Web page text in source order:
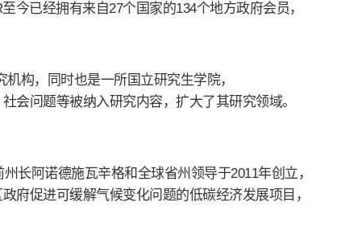
今已经拥有来自27个国家的134个地方政府会员，
构，同时也是一所国立研究生学院，
会问题等被纳入研究内容，扩大了其研究领域。
长阿诺德施瓦辛格和全球省州领导于2011年创立，
府促进可缓解气候变化问题的低碳经济发展项目，